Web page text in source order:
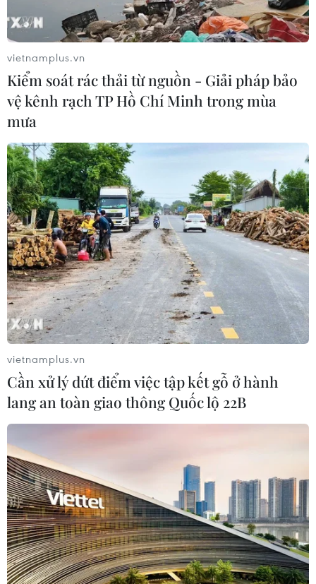
người và hiến lấy xác.
Phát hiện thêm một đường dây mua bán
mô và bộ phận cơ thể người
17/10/2018 11:37
Công an quận Long Biên (Hà Nội) phát giác tại nhà
Nguyễn Tuấn Tài, ở ngõ 229 Nguyễn Văn Linh, có hiện
tượng một số người từ tỉnh ngoài tụ tập với biểu hiện
nghi vấn, liên quan đến mua bán thận.
vietnamplus.vn
Kiểm soát rác thải từ nguồn - Giải pháp bảo
vệ kênh rạch TP Hồ Chí Minh trong mùa
mưa
vietnamplus.vn
Cần xử lý dứt điểm việc tập kết gỗ ở hành
lang an toàn giao thông Quốc lộ 22B